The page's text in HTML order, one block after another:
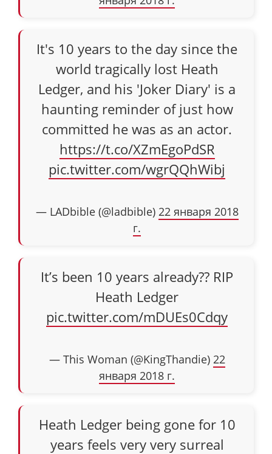
It's 10 years to the day since the
world tragically lost Heath
Ledger, and his 'Joker Diary' is a
haunting reminder of just how
committed he was as an actor.
https://t.co/XZmEgoPdSR
pic.twitter.com/wgrQQhWibj
— LADbible (@ladbible) 22 января 2018
г.
It’s been 10 years already?? RIP
Heath Ledger
pic.twitter.com/mDUEs0Cdqy
— This Woman (@KingThandie) 22
января 2018 г.
Heath Ledger being gone for 10
years feels very very surreal